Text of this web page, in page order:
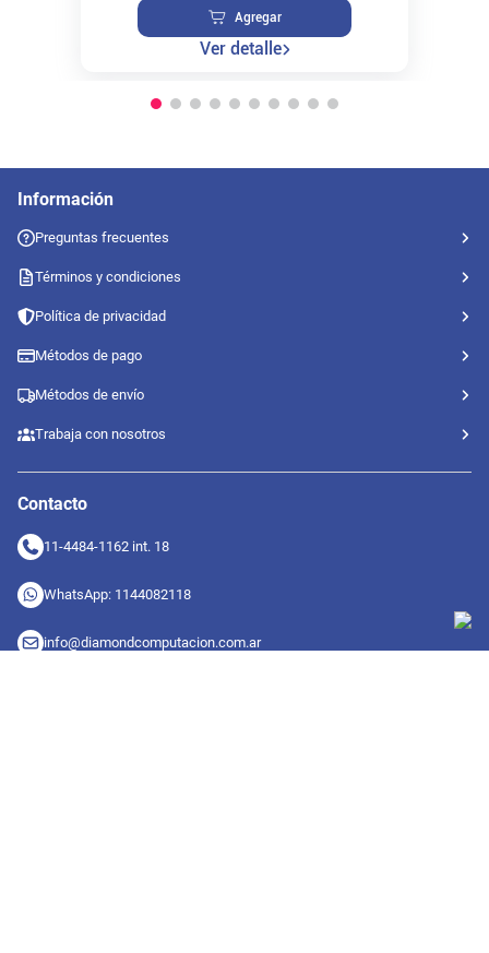
Agregar
Ver detalle
Información
Preguntas frecuentes
Términos y condiciones
Política de privacidad
Métodos de pago
Métodos de envío
Trabaja con nosotros
Contacto
11-4484-1162 int. 18
WhatsApp: 1144082118
info@diamondcomputacion.com.ar